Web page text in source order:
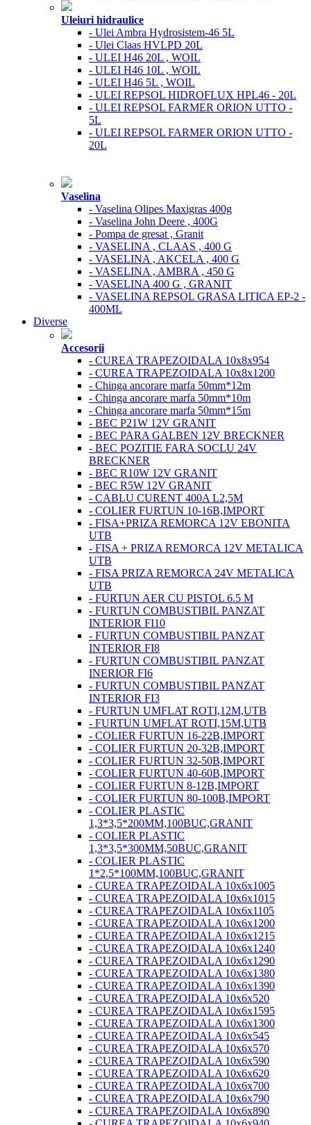
Uleiuri hidraulice
- Ulei Ambra Hydrosistem-46 5L
- Ulei Claas HVLPD 20L
- ULEI H46 20L , WOIL
- ULEI H46 10L , WOIL
- ULEI H46 5L , WOIL
- ULEI REPSOL HIDROFLUX HPL46 - 20L
- ULEI REPSOL FARMER ORION UTTO -
5L
- ULEI REPSOL FARMER ORION UTTO -
20L
Vaselina
- Vaselina Olipes Maxigras 400g
- Vaselina John Deere , 400G
- Pompa de gresat , Granit
- VASELINA , CLAAS , 400 G
- VASELINA , AKCELA , 400 G
- VASELINA , AMBRA , 450 G
- VASELINA 400 G , GRANIT
- VASELINA REPSOL GRASA LITICA EP-2 -
400ML
Diverse
Accesorii
- CUREA TRAPEZOIDALA 10x8x954
- CUREA TRAPEZOIDALA 10x8x1200
- Chinga ancorare marfa 50mm*12m
- Chinga ancorare marfa 50mm*10m
- Chinga ancorare marfa 50mm*15m
- BEC P21W 12V GRANIT
- BEC PARA GALBEN 12V BRECKNER
- BEC POZITIE FARA SOCLU 24V
BRECKNER
- BEC R10W 12V GRANIT
- BEC R5W 12V GRANIT
- CABLU CURENT 400A L2,5M
- COLIER FURTUN 10-16B,IMPORT
- FISA+PRIZA REMORCA 12V EBONITA
UTB
- FISA + PRIZA REMORCA 12V METALICA
UTB
- FISA PRIZA REMORCA 24V METALICA
UTB
- FURTUN AER CU PISTOL 6.5 M
- FURTUN COMBUSTIBIL PANZAT
INTERIOR FI10
- FURTUN COMBUSTIBIL PANZAT
INTERIOR FI8
- FURTUN COMBUSTIBIL PANZAT
INERIOR FI6
- FURTUN COMBUSTIBIL PANZAT
INTERIOR FI3
- FURTUN UMFLAT ROTI,12M,UTB
- FURTUN UMFLAT ROTI,15M,UTB
- COLIER FURTUN 16-22B,IMPORT
- COLIER FURTUN 20-32B,IMPORT
- COLIER FURTUN 32-50B,IMPORT
- COLIER FURTUN 40-60B,IMPORT
- COLIER FURTUN 8-12B,IMPORT
- COLIER FURTUN 80-100B,IMPORT
- COLIER PLASTIC
1,3*3,5*200MM,100BUC,GRANIT
- COLIER PLASTIC
1,3*3,5*300MM,50BUC,GRANIT
- COLIER PLASTIC
1*2,5*100MM,100BUC,GRANIT
- CUREA TRAPEZOIDALA 10x6x1005
- CUREA TRAPEZOIDALA 10x6x1015
- CUREA TRAPEZOIDALA 10x6x1105
- CUREA TRAPEZOIDALA 10x6x1200
- CUREA TRAPEZOIDALA 10x6x1215
- CUREA TRAPEZOIDALA 10x6x1240
- CUREA TRAPEZOIDALA 10x6x1290
- CUREA TRAPEZOIDALA 10x6x1380
- CUREA TRAPEZOIDALA 10x6x1390
- CUREA TRAPEZOIDALA 10x6x520
- CUREA TRAPEZOIDALA 10x6x1595
- CUREA TRAPEZOIDALA 10x6x1300
- CUREA TRAPEZOIDALA 10x6x545
- CUREA TRAPEZOIDALA 10x6x570
- CUREA TRAPEZOIDALA 10x6x590
- CUREA TRAPEZOIDALA 10x6x620
- CUREA TRAPEZOIDALA 10x6x700
- CUREA TRAPEZOIDALA 10x6x790
- CUREA TRAPEZOIDALA 10x6x890